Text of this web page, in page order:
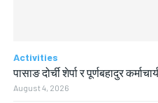
Activities
पासाङ दोर्ची शेर्पा र पूर्णबहादुर
August 4, 2026